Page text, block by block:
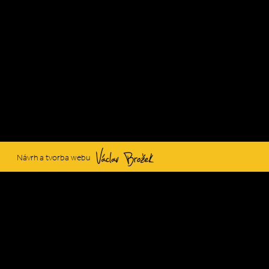
Návrh a tvorba webu